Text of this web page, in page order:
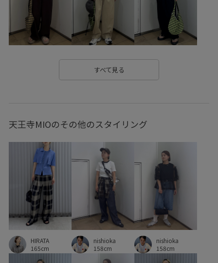
シンプルコーデ ジャケット スカート
スクエアネック スラックス セットアップ
セットアップ対象商品 タック ダウン ツイル生地
ナチュラル ニットトップス
ハリ感 バイカラー バランスが良い
ボリューム感 マニッシュ ミュール
ルーズ ルーズなシルエット レザー調 体に馴染む
光沢感 合わせやすい 安定感 幅広 抜け感
涼しげ 立体感 美シルエット
肌見せ 落ち着いた印象 薄手
麻
すべて見る
天王寺MIOのその他のスタイリング
HIRATA
165cm
nishioka
158cm
nishioka
158cm